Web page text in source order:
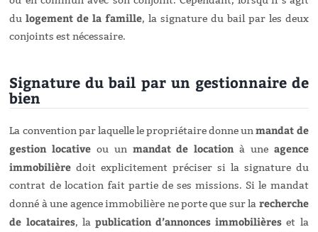
dulogement de la famille, la signature du bail par les deux
conjoints est nécessaire.
Signature du bail par un gestionnaire de
bien
La convention par laquelle le propriétaire donne unmandat de
gestion locative ou un mandat de location à une agence
immobilière doit explicitement préciser si la signature du
contrat de location fait partie de ses missions. Si le mandat
donné à une agence immobilière ne porte que sur la recherche
de locataires, la publication d’annonces immobilières et la